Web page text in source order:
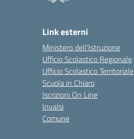
Link esterni
Ministero dell'Istruzione
Ufficio Scolastico Regionale
Ufficio Scolastico Territoriale
Scuola in Chiaro
Iscrizioni On Line
Invalsi
Comune